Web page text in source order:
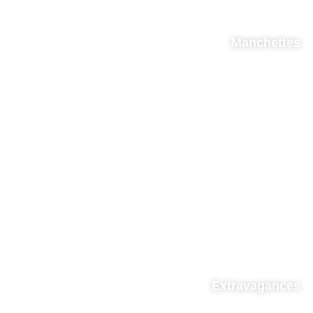
Manchettes
Extravagances